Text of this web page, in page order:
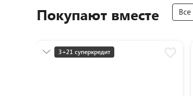
Покупают вместе Все
3+21 суперкредит